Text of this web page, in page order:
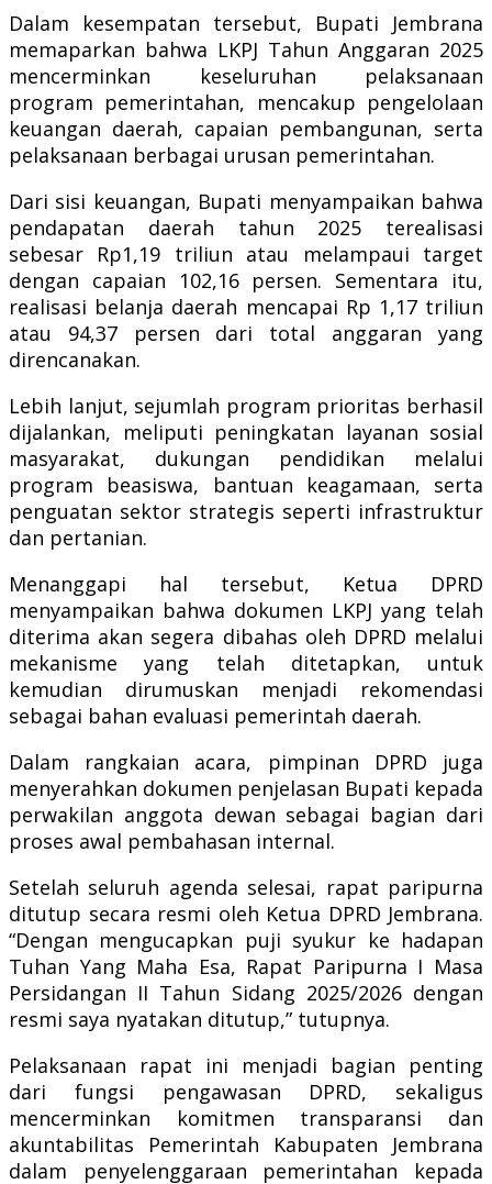
Dalam kesempatan tersebut, Bupati Jembrana
memaparkan bahwa LKPJ Tahun Anggaran 2025
mencerminkan keseluruhan pelaksanaan
program pemerintahan, mencakup pengelolaan
keuangan daerah, capaian pembangunan, serta
pelaksanaan berbagai urusan pemerintahan.
Dari sisi keuangan, Bupati menyampaikan bahwa
pendapatan daerah tahun 2025 terealisasi
sebesar Rp1,19 triliun atau melampaui target
dengan capaian 102,16 persen. Sementara itu,
realisasi belanja daerah mencapai Rp 1,17 triliun
atau 94,37 persen dari total anggaran yang
direncanakan.
Lebih lanjut, sejumlah program prioritas berhasil
dijalankan, meliputi peningkatan layanan sosial
masyarakat, dukungan pendidikan melalui
program beasiswa, bantuan keagamaan, serta
penguatan sektor strategis seperti infrastruktur
dan pertanian.
Menanggapi hal tersebut, Ketua DPRD
menyampaikan bahwa dokumen LKPJ yang telah
diterima akan segera dibahas oleh DPRD melalui
mekanisme yang telah ditetapkan, untuk
kemudian dirumuskan menjadi rekomendasi
sebagai bahan evaluasi pemerintah daerah.
Dalam rangkaian acara, pimpinan DPRD juga
menyerahkan dokumen penjelasan Bupati kepada
perwakilan anggota dewan sebagai bagian dari
proses awal pembahasan internal.
Setelah seluruh agenda selesai, rapat paripurna
ditutup secara resmi oleh Ketua DPRD Jembrana.
“Dengan mengucapkan puji syukur ke hadapan
Tuhan Yang Maha Esa, Rapat Paripurna I Masa
Persidangan II Tahun Sidang 2025/2026 dengan
resmi saya nyatakan ditutup,” tutupnya.
Pelaksanaan rapat ini menjadi bagian penting
dari fungsi pengawasan DPRD, sekaligus
mencerminkan komitmen transparansi dan
akuntabilitas Pemerintah Kabupaten Jembrana
dalam penyelenggaraan pemerintahan kepada